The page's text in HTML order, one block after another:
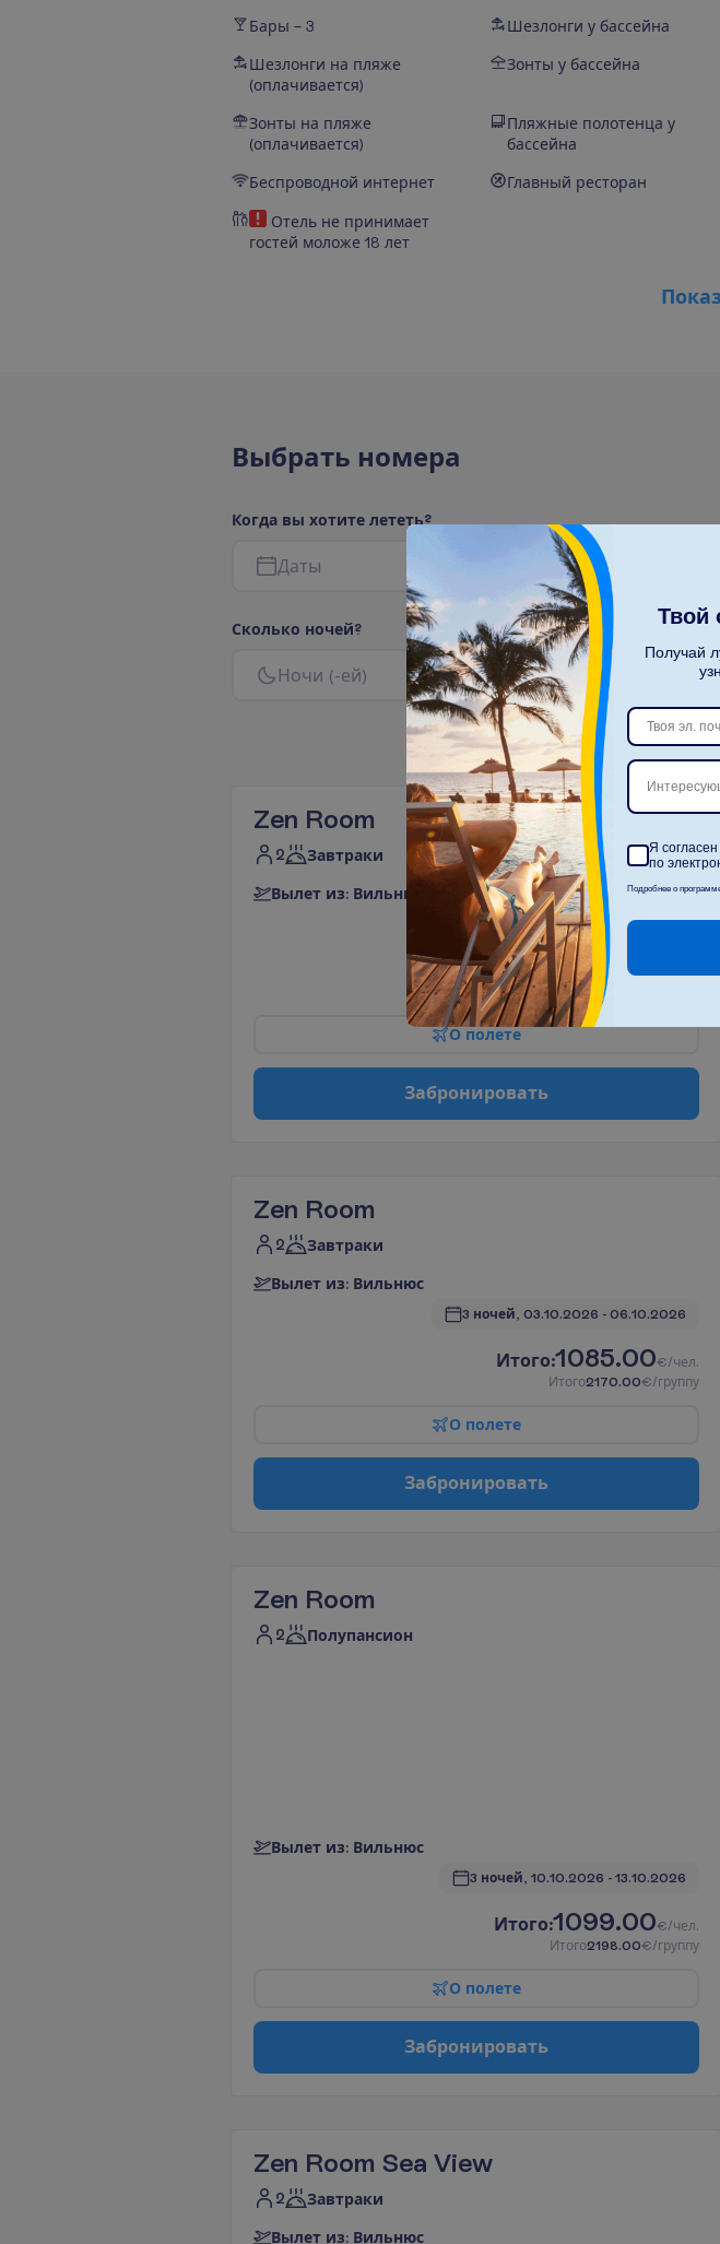
Бары – 3 Шезлонги у бассейна
Шезлонги на пляже
(оплачивается)
Зонты у бассейна
Зонты на пляже
(оплачивается)
Пляжные полотенца у
бассейна
Беспроводной интернет Главный ресторан
Отель не принимает
гостей моложе 18 лет
Пока
Выбрать номера
Когда вы хотите лететь?
Даты
Сколько ночей?
Ночи (-ей)
Zen Room
2 Завтраки
Вылет из: Вильню
3 ночей, 10.10.2026 - 13.10.2026
Итого 1005.00
€/чел.
Ит ого2010.00
О полете
Забронировать
Zen Room
2 Завтраки
Вылет из: Вильнюс
3 ночей, 03.10.2026 - 06.10.2026
Итого:1085.00€/чел.
Итого2170.00€/группу
О полете
Забронировать
Zen Room
2 Полупансион
Вылет из: Вильнюс
3 ночей, 10.10.2026 - 13.10.2026
Итого:1099.00€/чел.
Итого2198.00€/группу
О полете
Забронировать
Zen Room Sea View
2 Завтраки
Вылет из: Вильнюс
Твой
Получай
Я
по
Подробнее о